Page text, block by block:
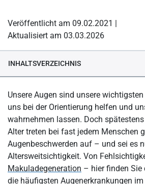
Veröffentlicht am 09.02.2021 |
Aktualisiert am 03.03.2026
INHALTSVERZEICHNIS
Wie ist das Auge aufgebaut?
Wie entstehen Augenkrankheiten?
Welche Augenkrankheiten sind
Welche Augenkrankheiten können zur
Wann muss ich zum Arzt?
Unsere Augen sind unsere
uns bei der Orientierung helfen und
wahrnehmen lassen. Doch
Alter treten bei fast jedem Menschen
Augenbeschwerden auf – und sei es
Altersweitsichtigkeit. Von
Makuladegeneration – hier finden Sie
die häufigsten Augenerkrankungen im